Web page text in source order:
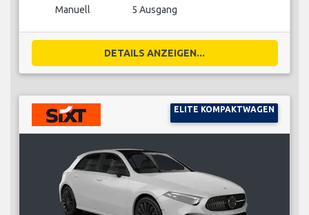
Manuell 5 Ausgang
DETAILS ANZEIGEN...
ELITE KOMPAKTWAGEN